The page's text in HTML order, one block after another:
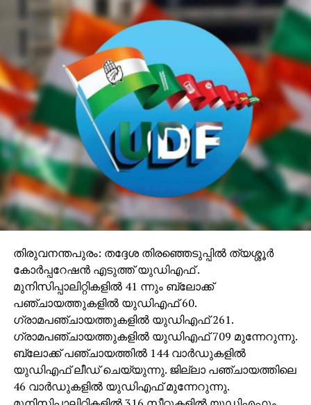
DON'T MISS
സിനിമയില്‍ തന്നെ ഒതുക്കാനുള്ള ശ്രമം
നടന്നുവെന്ന് വെളിപ്പെടുത്തി നടന്‍ ഗോകുല്‍
സുരേഷ്‌ഗോപി
തിരുവനന്തപുരം: തദ്ദേശ തിരഞ്ഞെടുപ്പില്‍ ത്യശ്ശൂര്‍
കോര്‍പ്പറേഷന്‍ എടുത്ത് യുഡിഎഫ് .
മുനിസിപ്പാലിറ്റികളില്‍ 41 ന്നും ബ്ലോക്ക്
പഞ്ചായത്തുകളില്‍ യുഡിഎഫ് 60.
ഗ്രാമപഞ്ചായത്തുകളില്‍ യുഡിഎഫ് 261.
ഗ്രാമപഞ്ചായത്തുകളില്‍ യുഡിഎഫ് 709 മുന്നേറുന്നു.
ബ്ലോക്ക് പഞ്ചായത്തില്‍ 144 വാര്‍ഡുകളില്‍
യുഡിഎഫ് ലീഡ് ചെയ്യുന്നു. ജില്ലാ പഞ്ചായത്തിലെ
46 വാര്‍ഡുകളില്‍ യുഡിഎഫ് മുന്നേറുന്നു.